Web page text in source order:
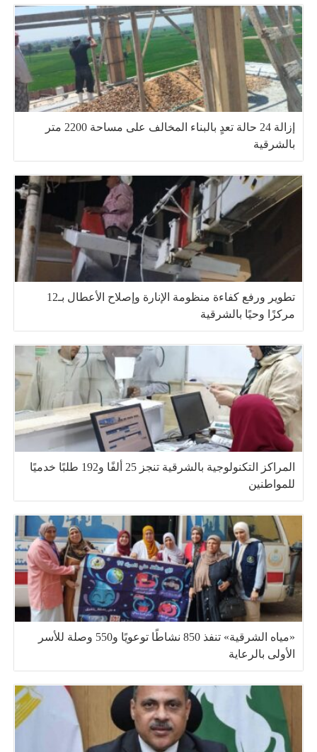
إزالة 24 حالة تعدٍ بالبناء المخالف على مساحة 2200 متر
بالشرقية
تطوير ورفع كفاءة منظومة الإنارة وإصلاح الأعطال بـ12
مركزًا وحيًا بالشرقية
المراكز التكنولوجية بالشرقية تنجز 25 ألفًا و192 طلبًا خدميًا
للمواطنين
«مياه الشرقية» تنفذ 850 نشاطًا توعويًا و550 وصلة للأسر
الأولى بالرعاية